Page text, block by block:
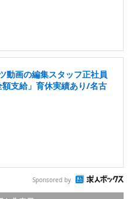
動画の編集スタッフ正社員
額支給」育休実績あり/名古
Sponsored by